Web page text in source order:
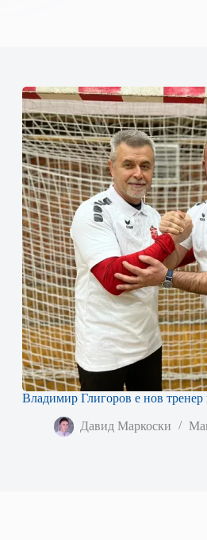
Владимир Глигоров е нов тренер
Давид Маркоски